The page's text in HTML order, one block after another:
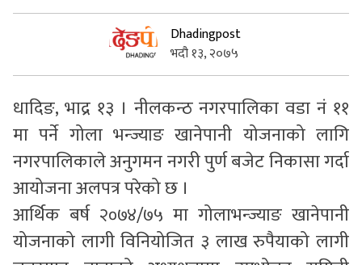
प्रवास
स्वास्थ्य
भिडियो
Dhadingpost
भदौ १३, २०७५
धादिङ, भाद्र १३ । नीलकन्ठ नगरपालिका वडा नं ११
मा पर्ने गोला भन्ज्याङ खानेपानी योजनाको लागि
नगरपालिकाले अनुगमन नगरी पुर्ण बजेट निकासा गर्दा
आयोजना अलपत्र परेको छ ।
आर्थिक बर्ष २०७४/७५ मा गोलाभन्ज्याङ खानेपानी
योजनाको लागी विनियोजित ३ लाख रुपैयाको लागी